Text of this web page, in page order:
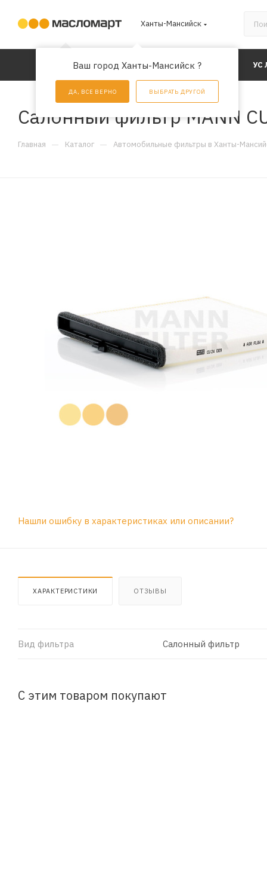
Ханты-Мансийск
Ваш город Ханты-Мансийск ?
ДА, ВСЕ ВЕРНО ВЫБРАТЬ ДРУГОЙ
КАТАЛОГ АКЦИИ
Салонный фильтр MANN
Главная — Каталог — Автомобильные фильтры в Ханты-
Нашли ошибку в характеристиках или описании?
ХАРАКТЕРИСТИКИ ОТЗЫВЫ
Вид фильтра Салонный фильтр
С этим товаром покупают